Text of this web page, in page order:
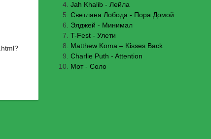
?
Jah Khalib - Лейла
Светлана Лобода - Пора Домой
Элджей - Минимал
T-Fest - Улети
Matthew Koma – Kisses Back
Charlie Puth - Attention
Мот - Соло